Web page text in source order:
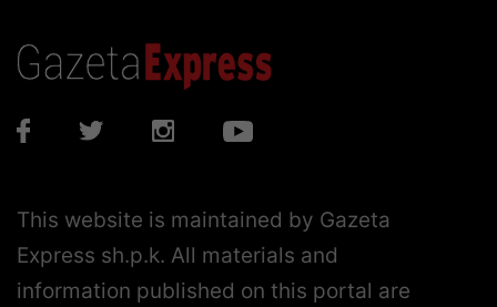
This website is maintained by Gazeta
Express sh.p.k. All materials and
information published on this portal are